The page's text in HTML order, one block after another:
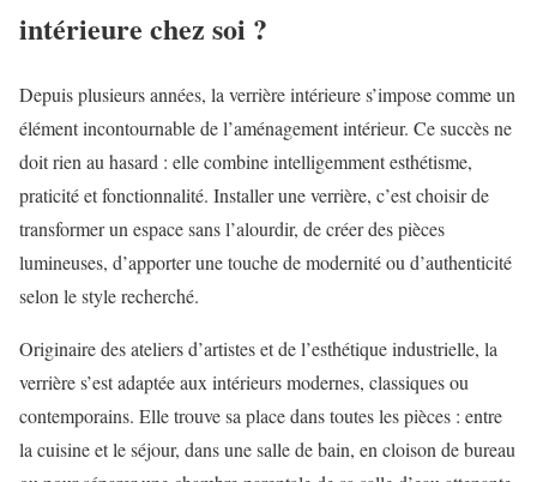
intérieure chez soi ?
Depuis plusieurs années, la verrière intérieure s’impose comme un
élément incontournable de l’aménagement intérieur. Ce succès ne
doit rien au hasard : elle combine intelligemment esthétisme,
praticité et fonctionnalité. Installer une verrière, c’est choisir de
transformer un espace sans l’alourdir, de créer des pièces
lumineuses, d’apporter une touche de modernité ou d’authenticité
selon le style recherché.
Originaire des ateliers d’artistes et de l’esthétique industrielle, la
verrière s’est adaptée aux intérieurs modernes, classiques ou
contemporains. Elle trouve sa place dans toutes les pièces : entre
la cuisine et le séjour, dans une salle de bain, en cloison de bureau